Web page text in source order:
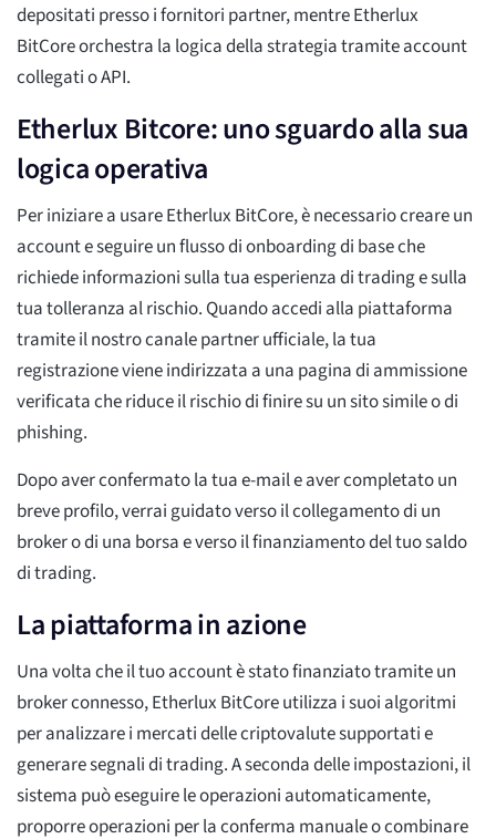
depositati presso i fornitori partner, mentre Etherlux
BitCore orchestra la logica della strategia tramite account
collegati o API.
Etherlux Bitcore: uno sguardo alla sua
logica operativa
Per iniziare a usare Etherlux BitCore, è necessario creare un
account e seguire un flusso di onboarding di base che
richiede informazioni sulla tua esperienza di trading e sulla
tua tolleranza al rischio. Quando accedi alla piattaforma
tramite il nostro canale partner ufficiale, la tua
registrazione viene indirizzata a una pagina di ammissione
verificata che riduce il rischio di finire su un sito simile o di
phishing.
Dopo aver confermato la tua e-mail e aver completato un
breve profilo, verrai guidato verso il collegamento di un
broker o di una borsa e verso il finanziamento del tuo saldo
di trading.
La piattaforma in azione
Una volta che il tuo account è stato finanziato tramite un
broker connesso, Etherlux BitCore utilizza i suoi algoritmi
per analizzare i mercati delle criptovalute supportati e
generare segnali di trading. A seconda delle impostazioni, il
sistema può eseguire le operazioni automaticamente,
proporre operazioni per la conferma manuale o combinare